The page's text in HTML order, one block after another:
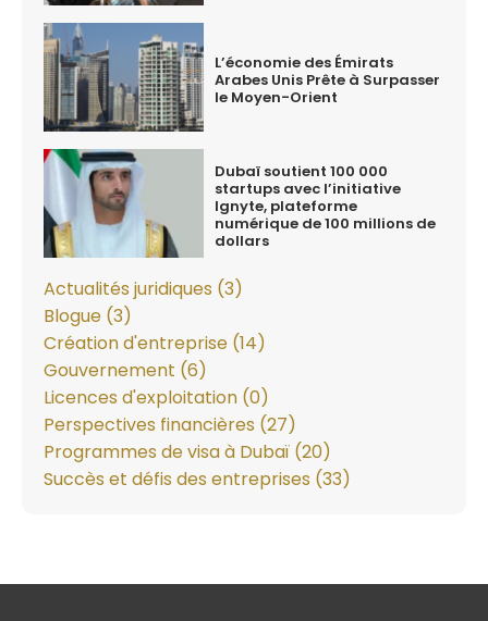
L’économie des Émirats
Arabes Unis Prête à Surpasser
le Moyen-Orient
Dubaï soutient 100 000
startups avec l’initiative
Ignyte, plateforme
numérique de 100 millions de
dollars
Actualités juridiques (3)
Blogue (3)
Création d'entreprise (14)
Gouvernement (6)
Licences d'exploitation (0)
Perspectives financières (27)
Programmes de visa à Dubaï (20)
Succès et défis des entreprises (33)